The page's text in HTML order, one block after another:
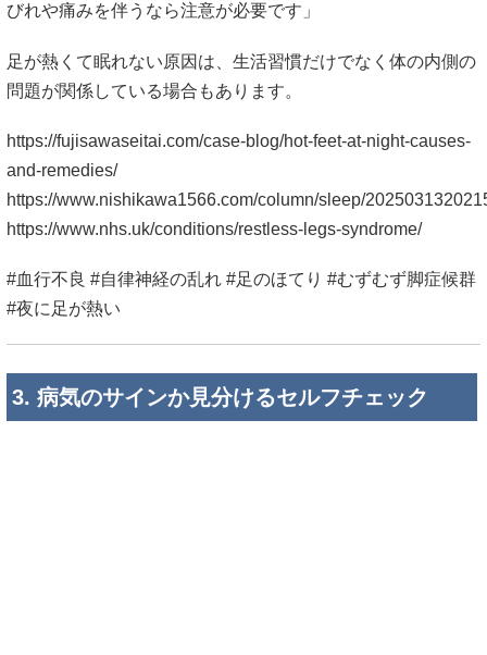
びれや痛みを伴うなら注意が必要です」
足が熱くて眠れない原因は、生活習慣だけでなく体の内側の
問題が関係している場合もあります。
https://fujisawaseitai.com/case-blog/hot-feet-at-night-causes-
and-remedies/
https://www.nishikawa1566.com/column/sleep/
https://www.nhs.uk/conditions/restless-legs-syndrome/
#血行不良 #自律神経の乱れ #足のほてり #むずむず脚症候群
#夜に足が熱い
3. 病気のサインか見分けるセルフチェック